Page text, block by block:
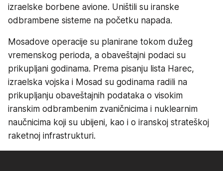
izraelske borbene avione. Uništili su iranske
odbrambene sisteme na početku napada.
Mosadove operacije su planirane tokom dužeg
vremenskog perioda, a obaveštajni podaci su
prikupljani godinama. Prema pisanju lista Harec,
izraelska vojska i Mosad su godinama radili na
prikupljanju obaveštajnih podataka o visokim
iranskim odbrambenim zvaničnicima i nuklearnim
naučnicima koji su ubijeni, kao i o iranskoj strateškoj
raketnoj infrastrukturi.